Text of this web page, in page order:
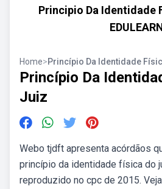
Principio Da Identidade
Home>Princípio Da Identidade
Princípio Da
Juiz
Webo tjdft apresenta acórdãos
princípio da identidade física do
reproduzido no cpc de 2015.